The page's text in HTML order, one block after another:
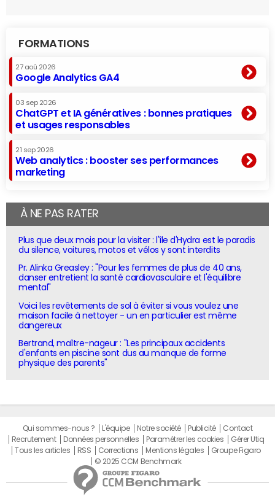
FORMATIONS
27 aoû 2026
Google Analytics GA4
03 sep 2026
ChatGPT et IA génératives : bonnes pratiques
et usages responsables
21 sep 2026
Web analytics : booster ses performances
marketing
À NE PAS RATER
Plus que deux mois pour la visiter : l'île d'Hydra est le paradis
du silence, voitures, motos et vélos y sont interdits
Pr. Alinka Greasley : "Pour les femmes de plus de 40 ans,
danser entretient la santé cardiovasculaire et l'équilibre
mental"
Voici les revêtements de sol à éviter si vous voulez une
maison facile à nettoyer - un en particulier est même
dangereux
Bertrand, maître-nageur : "Les principaux accidents
d'enfants en piscine sont dus au manque de forme
physique des parents"
Qui sommes-nous ? L'équipe Notre société Publicité
Contact
Recrutement
Données personnelles Paramétrer les cookies
Gérer Utiq
Tous les articles
RSS Corrections Mentions légales
Groupe Figaro
© 2025 CCM Benchmark